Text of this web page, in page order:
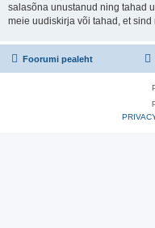
salasõna unustanud ning tahad
meie uudiskirja või tahad, et
Foorumi pealeht